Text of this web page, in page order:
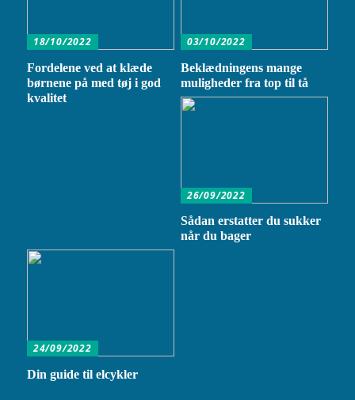
18/10/2022
Fordelene ved at klæde
børnene på med tøj i god
kvalitet
03/10/2022
Beklædningens mange
muligheder fra top til tå
26/09/2022
Sådan erstatter du sukker
når du bager
24/09/2022
Din guide til elcykler